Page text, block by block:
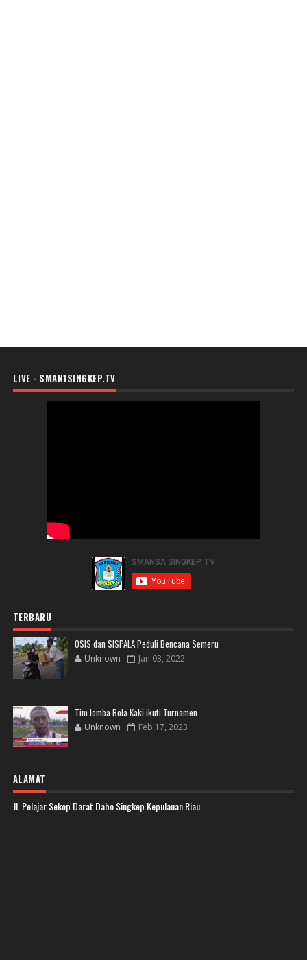
LIVE - SMAN1SINGKEP.TV
TERBARU
OSIS dan SISPALA Peduli Bencana Semeru
Unknown Jan 03, 2022
Tim lomba Bola Kaki ikuti Turnamen
Unknown Feb 17, 2023
ALAMAT
JL.Pelajar Sekop Darat Dabo Singkep Kepulauan Riau